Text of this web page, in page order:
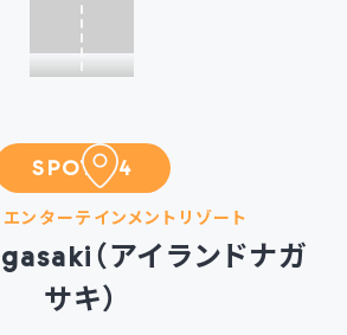
SPOT 04
ンターテインメントリゾート
（アイランドナガ
サキ）